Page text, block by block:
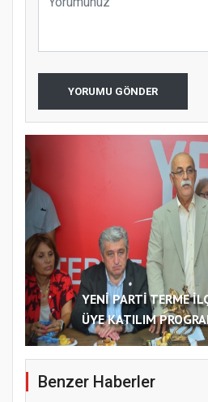
YORUMU GÖNDER
YENİ PARTİ TERME
ÜYE KATILIM
Benzer Haberler